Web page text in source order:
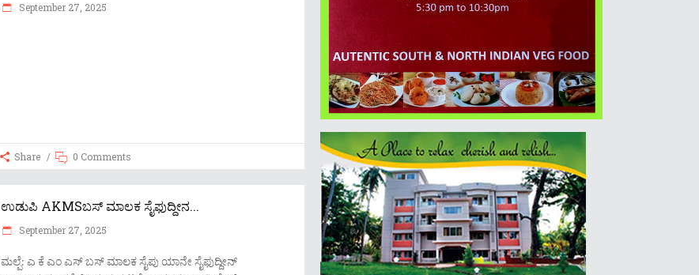
September 27, 2025
Share 0 Comments
ಉಡುಪಿ‌ AKMSಬಸ್ ಮಾಲಕ ಸೈಫುದ್ದೀನ...
September 27, 2025
ಮಲ್ಪೆ: ಎ ಕೆ ಎಂ ಎಸ್ ಬಸ್ ಮಾಲಕ ಸೈಪು ಯಾನೇ ಸೈಫುದ್ದೀನ್